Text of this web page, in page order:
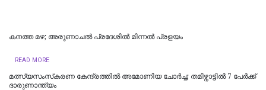
കനത്ത മഴ; അരുണാചൽ പ്രദേശിൽ മിന്നൽ പ്രളയം
READ MORE
മത്സ്യസംസ്‌കരണ കേന്ദ്രത്തിൽ അമോണിയ ചോർച്ച; തമിഴ്നാട്ടിൽ 7 പേർക്ക്
ദാരുണാന്ത്യം ‌‌